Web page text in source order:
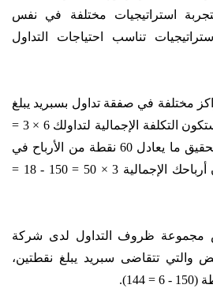
استراتيجيات مختلفة في نفس
تناسب احتياجات التداول
أنك فتحت 3 مراكز مختلفة في صفقة تداول بسبريد يبلغ
6 نقاط، في هذه الحالة، ستكون التكلفة الإجمالية لتداولك 6 × 3 =
18 نقطة. إذا تمكنت من تحقيق ما يعادل 60 نقطة من الأرباح في
مركز واحد، إذن فستكون أرباحك الإجمالية 3 × 50 = 150 - 18 =
مجموعة ظروف التداول لدى شركة
والتي تتقاضى سبريد يبلغ نقطتين،